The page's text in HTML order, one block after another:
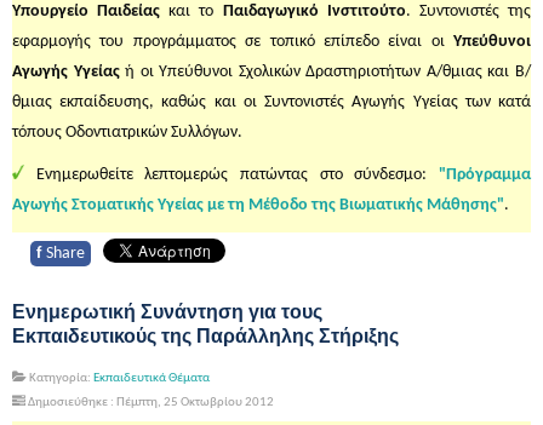
Υπουργείο Παιδείας και το Παιδαγωγικό Ινστιτούτο. Συντονιστές της
εφαρμογής του προγράμματος σε τοπικό επίπεδο είναι οι Υπεύθυνοι
Αγωγής Υγείαςή οι Υπεύθυνοι Σχολικών Δραστηριοτήτων Α/θμιας και Β/
θμιας εκπαίδευσης, καθώς και οι Συντονιστές Αγωγής Υγείας των κατά
τόπους Οδοντιατρικών Συλλόγων.
Ενημερωθείτε λεπτομερώς πατώντας στο σύνδεσμο: "Πρόγραμμα
Αγωγής Στοματικής Υγείας με τη Μέθοδο της Βιωματικής Μάθησης".
f Share
Ενημερωτική Συνάντηση για τους
Εκπαιδευτικούς της Παράλληλης Στήριξης
Κατηγορία: Εκπαιδευτικά Θέματα
Δημοσιεύθηκε : Πέμπτη, 25 Οκτωβρίου 2012